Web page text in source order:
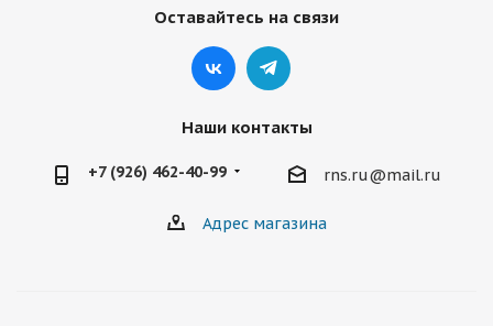
Оставайтесь на связи
Наши контакты
+7 (926) 462-40-99 rns.ru@mail.ru
Адрес магазина